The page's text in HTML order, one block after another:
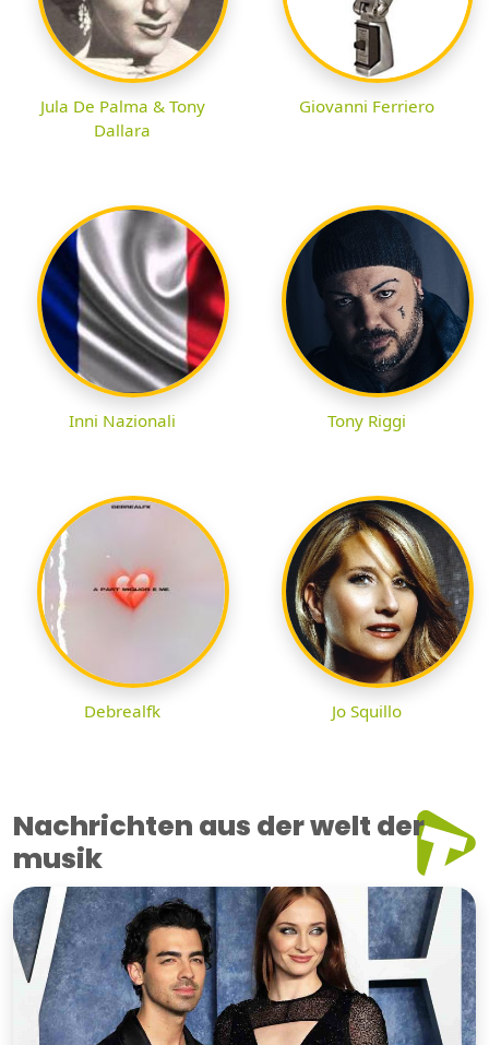
Jula De Palma & Tony
Dallara
Giovanni Ferriero
Inni Nazionali Tony Riggi
Debrealfk Jo Squillo
Nachrichten aus der welt der
musik